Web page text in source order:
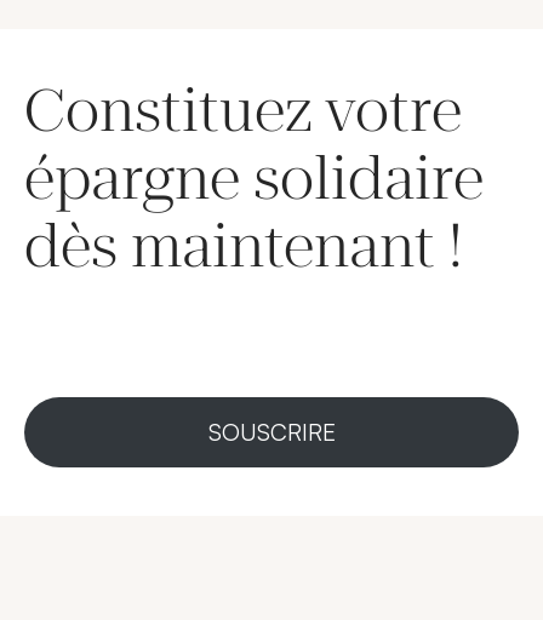
Constituez votre
épargne solidaire
dès maintenant !
SOUSCRIRE